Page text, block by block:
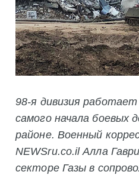
98-я дивизия
самого начала боевых
районе. Военный
NEWSru.co.il Алла
секторе Газы в